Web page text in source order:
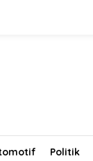
Politik